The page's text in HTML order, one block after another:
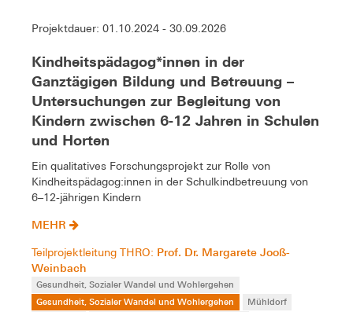
Projektdauer: 01.10.2024 - 30.09.2026
Kindheitspädagog*innen in der
Ganztägigen Bildung und Betreuung –
Untersuchungen zur Begleitung von
Kindern zwischen 6-12 Jahren in Schulen
und Horten
Ein qualitatives Forschungsprojekt zur Rolle von
Kindheitspädagog:innen in der Schulkindbetreuung von
6–12-jährigen Kindern
MEHR
Teilprojektleitung THRO: Prof. Dr. Margarete Jooß-
Weinbach
Gesundheit, Sozialer Wandel und Wohlergehen
Gesundheit, Sozialer Wandel und Wohlergehen
Mühldorf